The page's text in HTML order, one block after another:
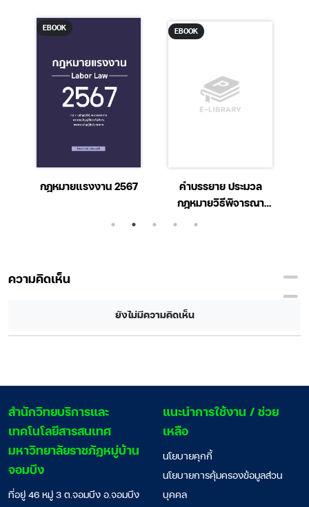
EBOOK
กฎหมายแรงงาน 2567
EBOOK
คำบรรยาย ประมวล
กฎหมายวิธีพิจารณา
ความอาญา ปรับปรุง
ความคิดเห็น
ยังไม่มีความคิดเห็น
สํานักวิทยบริการและ
เทคโนโลยีสารสนเทศ
มหาวิทยาลัยราชภัฏหมู่บ้าน
จอมบึง
ที่อยู่ 46 หมู่ 3 ต.จอมบึง อ.จอมบึง
แนะนำการใช้งาน / ช่วย
เหลือ
นโยบายคุกกี้
นโยบายการคุ้มครองข้อมูลส่วน
บุคคล